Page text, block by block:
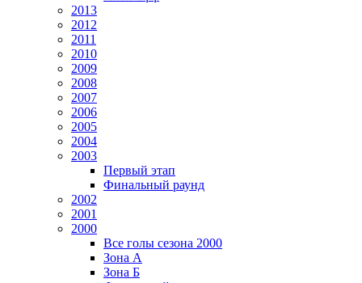
2013
2012
2011
2010
2009
2008
2007
2006
2005
2004
2003
Первый этап
Финальный раунд
2002
2001
2000
Все голы сезона 2000
Зона А
Зона Б